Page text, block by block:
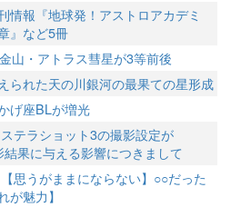
情報『地球発！アストロアカデミ
』など5冊
山・アトラス彗星が3等前後
られた天の川銀河の最果ての星形成
げ座BLが増光
テラショット3の撮影設定が
果に与える影響につきまして
思うがままにならない】○○だった
が魅力】